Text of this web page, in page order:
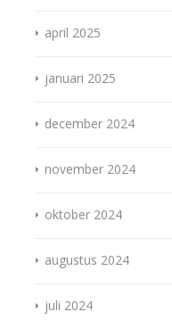
april 2025
januari 2025
december 2024
november 2024
oktober 2024
augustus 2024
juli 2024